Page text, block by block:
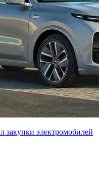
закупки электромобилей